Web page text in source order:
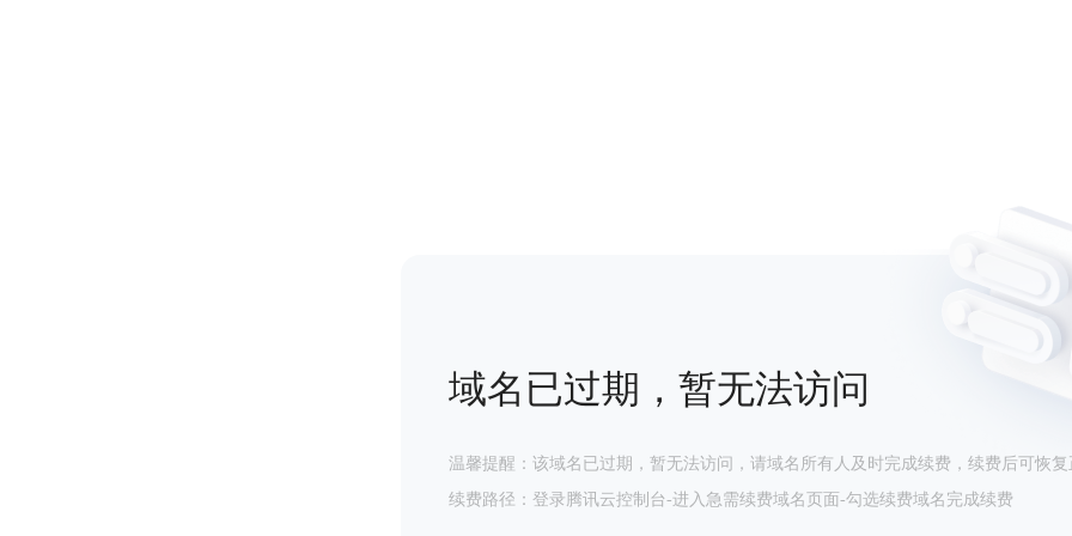
域名已过期，暂无法访问
温馨提醒：该域名已过期，暂无法访问，请域名所有人及时完成续费，续费后可恢复
续费路径：登录腾讯云控制台-进入急需续费域名页面-勾选续费域名完成续费